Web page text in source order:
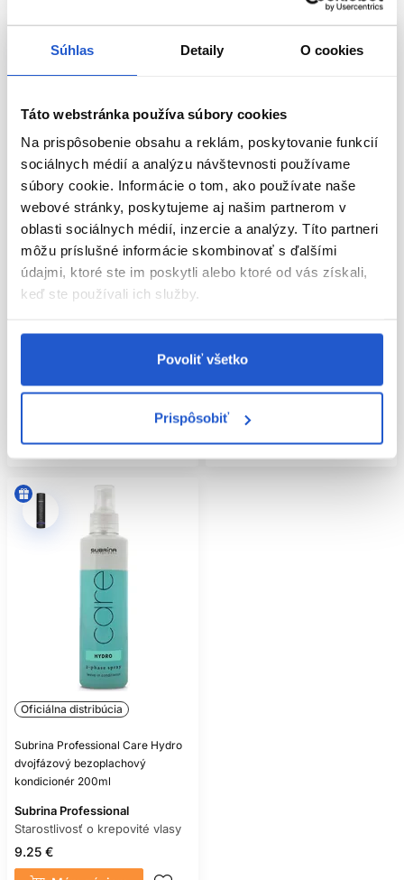
Súhlas Detaily O cookies
Táto webstránka používa súbory cookies
Na prispôsobenie obsahu a reklám, poskytovanie funkcií
sociálnych médií a analýzu návštevnosti používame
súbory cookie. Informácie o tom, ako používate naše
webové stránky, poskytujeme aj našim partnerom v
oblasti sociálnych médií, inzercie a analýzy. Títo partneri
môžu príslušné informácie skombinovať s ďalšími
údajmi, ktoré ste im poskytli alebo ktoré od vás získali,
keď ste používali ich služby.
Povoliť všetko
Prispôsobiť
Oficiálna distribúcia
Subrina Professional Hydro
hydratačný šampón na suché
Starostlivosť podľa typu vlasov
6.90 €
Skladom ㅤ
Oficiálna distribúcia
Profesional
Starostlivosť o krepovité vlasy
15.30 €
Mám záujem
Aktuálne nedostupné
Oficiálna distribúcia
Subrina Professional Care Hydro
dvojfázový bezoplachový
kondicionér 200ml
Subrina Professional
Starostlivosť o krepovité vlasy
9.25 €